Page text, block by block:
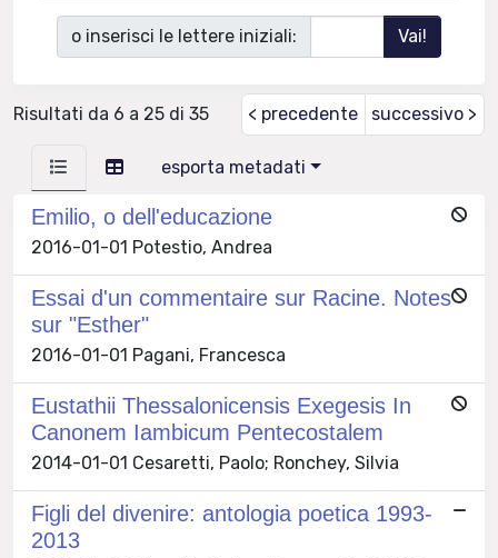
o inserisci le lettere iniziali:
Risultati da 6 a 25 di 35 < precedente successivo >
esporta metadati
Emilio, o dell'educazione
2016-01-01 Potestio, Andrea
Essai d'un commentaire sur Racine. Notes
sur "Esther"
2016-01-01 Pagani, Francesca
Eustathii Thessalonicensis Exegesis In
Canonem Iambicum Pentecostalem
2014-01-01 Cesaretti, Paolo; Ronchey, Silvia
Figli del divenire: antologia poetica 1993-
2013